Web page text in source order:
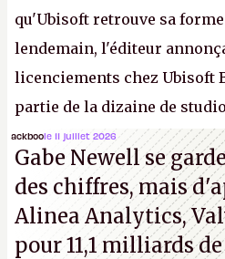
qu'Ubisoft retrouve sa
lendemain, l'éditeur
licenciements chez Ubisoft
partie de la dizaine de
travaillé sur cetAssassin's
d'Ubisoft Singapour.A.
ackboole 11 juillet 2026
Gabe Newell se
des chiffres, mais
Alinea Analytics,
pour 11,1 milliards